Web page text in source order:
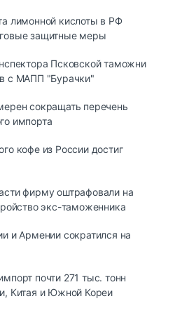
лимонной кислоты в РФ
защитные меры
Псковской таможни
с МАПП "Бурачки"
сокращать перечень
импорта
кофе из России достиг
фирму оштрафовали на
экс-таможенника
и Армении сократился на
почти 271 тыс. тонн
Китая и Южной Кореи